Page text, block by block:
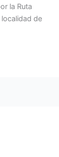
la Ruta
de